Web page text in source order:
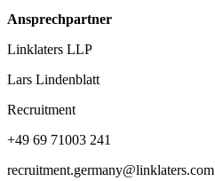
Ansprechpartner
Linklaters LLP
Lars Lindenblatt
Recruitment
+49 69 71003 241
recruitment.germany@linklaters.com